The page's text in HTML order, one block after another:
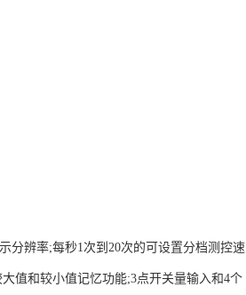
分辨率;每秒1次到20次的可设置分档测控速
值和较小值记忆功能;3点开关量输入和4个